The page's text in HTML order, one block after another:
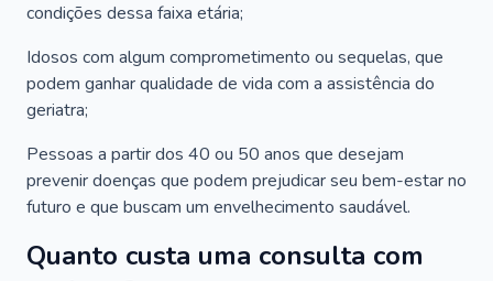
condições dessa faixa etária;
Idosos com algum comprometimento ou sequelas, que
podem ganhar qualidade de vida com a assistência do
geriatra;
Pessoas a partir dos 40 ou 50 anos que desejam
prevenir doenças que podem prejudicar seu bem-estar no
futuro e que buscam um envelhecimento saudável.
Quanto custa uma consulta com